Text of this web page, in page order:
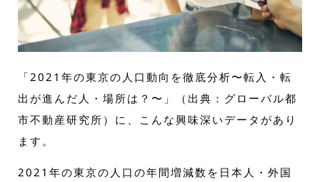
「2021年の東京の人口動向を徹底分析〜転入・転
出が進んだ人・場所は？〜」（出典：グローバル都
市不動産研究所）に、こんな興味深いデータがあり
ます。
2021年の東京の人口の年間増減数を日本人・外国